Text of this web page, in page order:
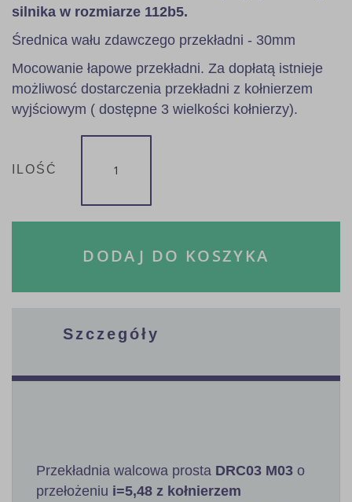
silnika w rozmiarze 112b5.
Średnica wału zdawczego przekładni - 30mm
Mocowanie łapowe przekładni. Za dopłatą istnieje
możliwosć dostarczenia przekładni z kołnierzem
wyjściowym ( dostępne 3 wielkości kołnierzy).
ILOŚĆ
DODAJ DO KOSZYKA
Szczegóły
Przekładnia walcowa prosta DRC03 M03 o
przełożeniu i=5,48 z kołnierzem